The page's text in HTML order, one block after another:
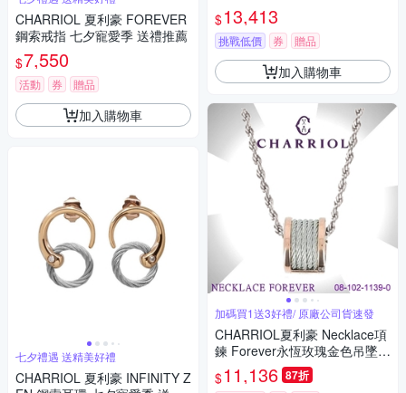
CHARRIOL 夏利豪 FOREVER
鋼索戒指 七夕寵愛季 送禮推薦
$7,550
活動 券 贈品
加入購物車
七夕禮遇 送精美好禮
CHARRIOL 夏利豪 INFINITY Z
$13,413
挑戰低價 券 贈品
加入購物車
加碼買1送3好禮/ 原廠公司貨速發
CHARRIOL夏利豪 Necklace項
鍊 Forever永恆玫瑰金色吊墜5
鋼索款 C6(08-102-1139-0)
$11,136 87折